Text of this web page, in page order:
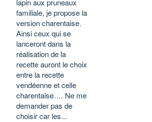
lapin aux pruneaux
familiale, je propose la
version charentaise.
Ainsi ceux qui se
lanceront dans la
réalisation de la
recette auront le choix
entre la recette
vendéenne et celle
charentaise…. Ne me
demander pas de
choisir car les...